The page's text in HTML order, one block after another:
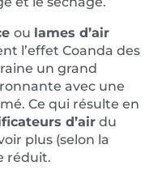
ou lames d’air
l’effet Coanda des
un grand
avec une
Ce qui résulte en
d’air du
plus (selon la
réduit.